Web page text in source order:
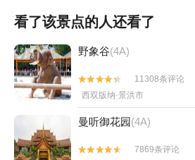
看了该景点的人还看了
野象谷(4A)


11308条评论
西双版纳·景洪市
曼听御花园(4A)


7869条评论